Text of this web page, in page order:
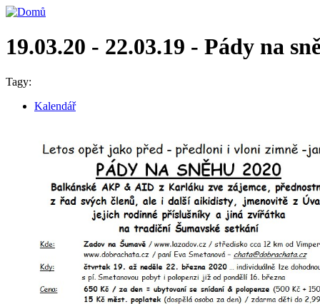
19.03.20 - 22.03.19 - Pády na
Tagy:
Kalendář